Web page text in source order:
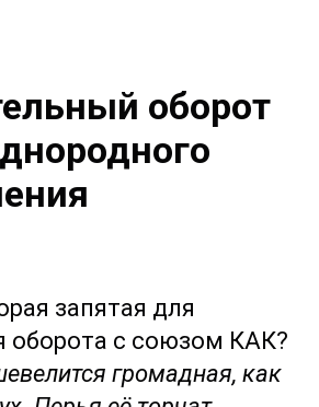
оборот
запятая для
оборота с союзом КАК?
громадная, как